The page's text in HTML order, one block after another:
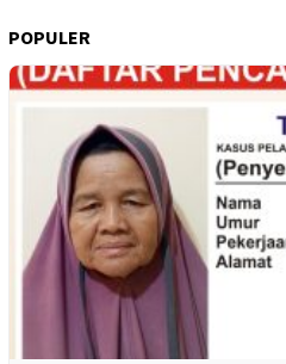
POPULER